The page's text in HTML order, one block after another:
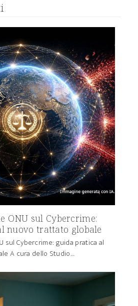
ONU sul Cybercrime:
nuovo trattato globale
sul Cybercrime: guida pratica al
A cura dello Studio…